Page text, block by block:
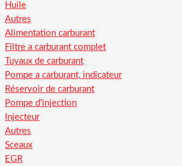
Huile
Autres
Alimentation carburant
Filtre a carburant complet
Tuyaux de carburant
Pompe a carburant, indicateur
Réservoir de carburant
Pompe d'injection
Injecteur
Autres
Sceaux
EGR